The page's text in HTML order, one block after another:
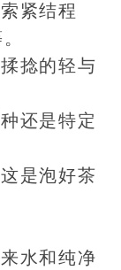
紧结程
捻的轻与
还是特定
是泡好茶
水和纯净